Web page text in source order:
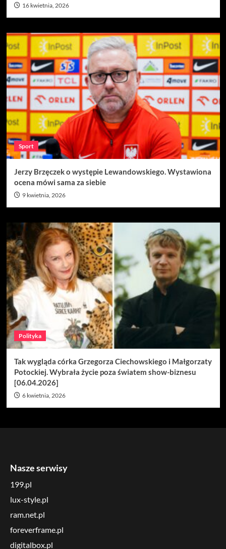
16 kwietnia, 2026
Sport
Jerzy Brzęczek o występie Lewandowskiego. Wystawiona
ocena mówi sama za siebie
9 kwietnia, 2026
Polityka
Tak wygląda córka Grzegorza Ciechowskiego i Małgorzaty
Potockiej. Wybrała życie poza światem show-biznesu
[06.04.2026]
6 kwietnia, 2026
Nasze serwisy
199.pl
lux-style.pl
ram.net.pl
foreverframe.pl
digitalbox.pl